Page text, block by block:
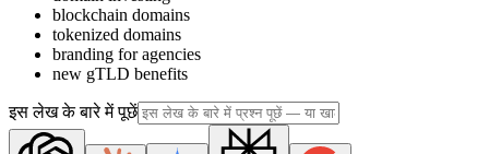
blockchain domains
tokenized domains
branding for agencies
new gTLD benefits
इस लेख के बारे में पूछें